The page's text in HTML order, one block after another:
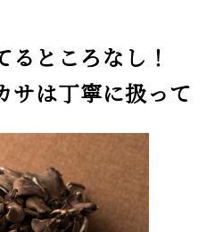
るところなし！
サは丁寧に扱って